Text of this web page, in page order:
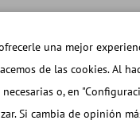
RUMIANTES
una mejor
de las cookies. Al
o, en
Si cambia de opinión